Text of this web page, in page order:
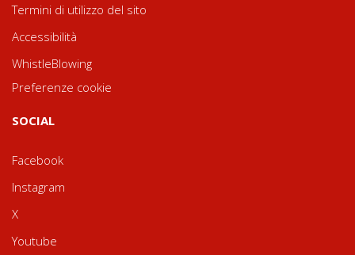
Termini di utilizzo del sito
Accessibilità
WhistleBlowing
Preferenze cookie
SOCIAL
Facebook
Instagram
X
Youtube